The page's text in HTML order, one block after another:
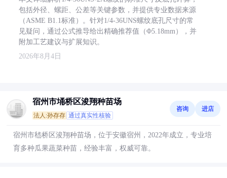
包括外径、螺距、公差等关键参数，并提供专业数据来源
（ASME B1.1标准）。针对1/4-36UNS螺纹底孔尺寸的常
见疑问，通过公式推导给出精确推荐值（Φ5.18mm），并
附加工艺建议与扩展知识。
2026年8月4日
宿州市埇桥区浚翔种苗场
法人:孙存存 通过真实性核验
咨询 进店
宿州市嵇桥区浚翔种苗场，位于安徽宿州，2022年成立，专业培
育多种瓜果蔬菜种苗，经验丰富，权威可靠。